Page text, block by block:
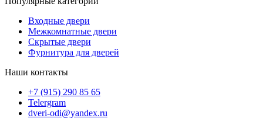
Входные двери
Межкомнатные двери
Скрытые двери
Фурнитура для дверей
Наши контакты
+7 (915) 290 85 65
Telergram
dveri-odi@yandex.ru